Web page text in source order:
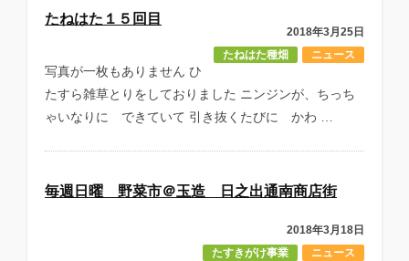
たねはた１５回目
2018年3月25日
ニュース
たねはた種畑
写真が一枚もありません ひ
たすら雑草とりをしておりました ニンジンが、ちっち
ゃいなりに できていて 引き抜くたびに かわ …
毎週日曜 野菜市＠玉造 日之出通南商店街
2018年3月18日
ニュース
たすきがけ事業